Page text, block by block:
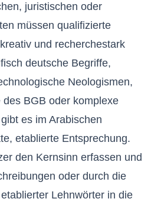
juristischen oder
müssen qualifizierte
und recherchestark
deutsche Begriffe,
Neologismen,
BGB oder komplexe
es im Arabischen
etablierte Entsprechung.
den Kernsinn erfassen und
oder durch die
Lehnwörter in die